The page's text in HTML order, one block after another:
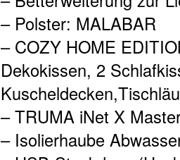
– Polster: MALABAR
– COZY HOME
Dekokissen, 2
– TRUMA iNet X
– Isolierhaube